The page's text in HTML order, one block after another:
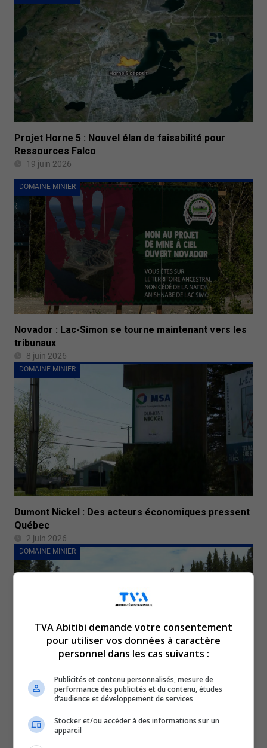
Projet Horne 5 : Nouvel élan de faisabilité pour
Ressources Falco
19 juin 2026
DOMAINE MINIER
Novador : Lac-Simon se tourne maintenant vers les
tribunaux
8 juin 2026
DOMAINE MINIER
Dumont Nickel : Des acteurs économiques pressent
Québec
2 juin 2026
DOMAINE MINIER
Mine à ciel ouvert : Lac-Simon exige l’arrêt du projet
25 mai 2026
DOMAINE MINIER
TVA Abitibi demande votre consentement
pour utiliser vos données à caractère
personnel dans les cas suivants :
Publicités et contenu personnalisés, mesure de
performance des publicités et du contenu, études
d’audience et développement de services
Stocker et/ou accéder à des informations sur un
appareil